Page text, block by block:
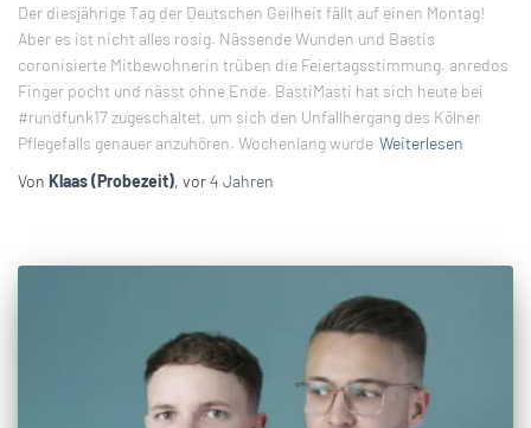
Der diesjährige Tag der Deutschen Geilheit fällt auf einen Montag!
Aber es ist nicht alles rosig. Nässende Wunden und Bastis
coronisierte Mitbewohnerin trüben die Feiertagsstimmung. anredos
Finger pocht und nässt ohne Ende. BastiMasti hat sich heute bei
#rundfunk17 zugeschaltet, um sich den Unfallhergang des Kölner
Pflegefalls genauer anzuhören. Wochenlang wurde Weiterlesen
Von Klaas (Probezeit), vor4 Jahren